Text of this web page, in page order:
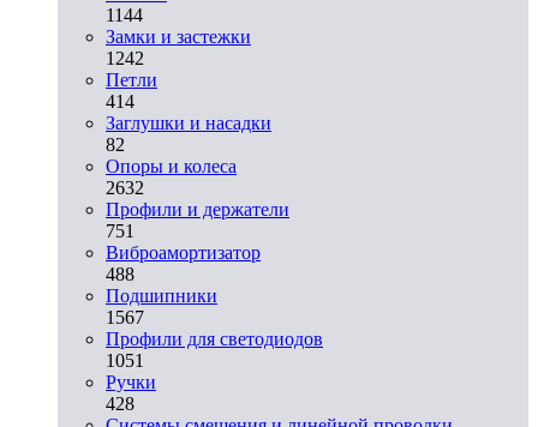
1144
Замки и застежки
1242
Петли
414
Заглушки и насадки
82
Опоры и колеса
2632
Профили и держатели
751
Виброамортизатор
488
Подшипники
1567
Профили для светодиодов
1051
Ручки
428